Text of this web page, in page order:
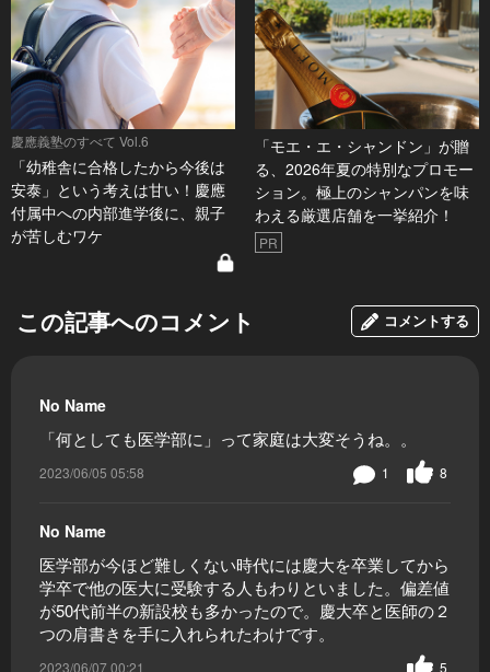
慶應義塾のすべて Vol.6
「幼稚舎に合格したから今後は
安泰」という考えは甘い！慶應
付属中への内部進学後に、親子
が苦しむワケ
「モエ・エ・シャンドン」が贈
る、2026年夏の特別なプロモー
ション。極上のシャンパンを味
わえる厳選店舗を一挙紹介！
PR
この記事へのコメント コメントする
No Name
「何としても医学部に」って家庭は大変そうね。。
2023/06/05 05:58 8
1
No Name
医学部が今ほど難しくない時代には慶大を卒業してから
学卒で他の医大に受験する人もわりといました。偏差値
が50代前半の新設校も多かったので。慶大卒と医師の２
つの肩書きを手に入れられたわけです。
2023/06/07 00:21 5